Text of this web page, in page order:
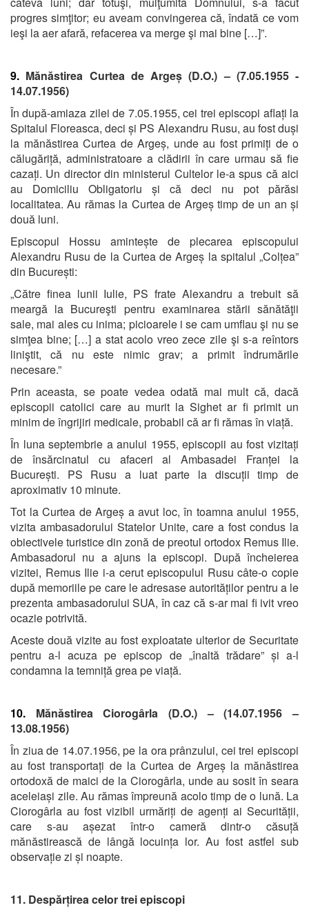
progres simţitor; eu aveam convingerea că, îndată ce vom
ieşi la aer afară, refacerea va merge şi mai bine […]”.
9. Mănăstirea Curtea de Argeș (D.O.) – (7.05.1955 -
14.07.1956)
În după-amiaza zilei de 7.05.1955, cei trei episcopi aflați la
Spitalul Floreasca, deci și PS Alexandru Rusu, au fost duși
la mănăstirea Curtea de Argeș, unde au fost primiți de o
călugăriță, administratoare a clădirii în care urmau să fie
cazați. Un director din ministerul Cultelor le-a spus că aici
au Domiciliu Obligatoriu și că deci nu pot părăsi
localitatea. Au rămas la Curtea de Argeș timp de un an și
două luni.
Episcopul Hossu amintește de plecarea episcopului
Alexandru Rusu de la Curtea de Argeș la spitalul „Colțea”
din București:
„Către finea lunii Iulie, PS frate Alexandru a trebuit să
meargă la Bucureşti pentru examinarea stării sănătăţii
sale, mai ales cu inima; picioarele i se cam umflau şi nu se
simţea bine; […] a stat acolo vreo zece zile şi s-a reîntors
liniştit, că nu este nimic grav; a primit îndrumările
necesare.”
Prin aceasta, se poate vedea odată mai mult că, dacă
episcopii catolici care au murit la Sighet ar fi primit un
minim de îngrijiri medicale, probabil că ar fi rămas în viață.
În luna septembrie a anului 1955, episcopii au fost vizitați
de însărcinatul cu afaceri al Ambasadei Franței la
București. PS Rusu a luat parte la discuții timp de
aproximativ 10 minute.
Tot la Curtea de Argeș a avut loc, în toamna anului 1955,
vizita ambasadorului Statelor Unite, care a fost condus la
obiectivele turistice din zonă de preotul ortodox Remus Ilie.
Ambasadorul nu a ajuns la episcopi. După încheierea
vizitei, Remus Ilie i-a cerut episcopului Rusu câte-o copie
după memoriile pe care le adresase autorităților pentru a le
prezenta ambasadorului SUA, în caz că s-ar mai fi ivit vreo
ocazie potrivită.
Aceste două vizite au fost exploatate ulterior de Securitate
pentru a‑l acuza pe episcop de „înaltă trădare” și a-l
condamna la temniță grea pe viață.
10. Mănăstirea Ciorogârla (D.O.) – (14.07.1956 –
13.08.1956)
În ziua de 14.07.1956, pe la ora prânzului, cei trei episcopi
au fost transportați de la Curtea de Argeș la mănăstirea
ortodoxă de maici de la Ciorogârla, unde au sosit în seara
aceleiași zile. Au rămas împreună acolo timp de o lună. La
Ciorogârla au fost vizibil urmăriți de agenți ai Securității,
care s-au așezat într-o cameră dintr-o căsuță
mănăstirească de lângă locuința lor. Au fost astfel sub
observație zi și noapte.
11. Despărțirea celor trei episcopi